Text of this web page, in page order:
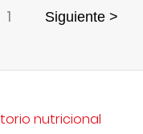
1 Siguiente >
nutricional